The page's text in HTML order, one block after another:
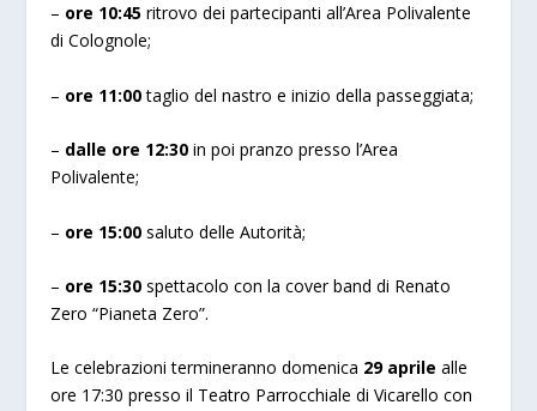
– ore 10:45 ritrovo dei partecipanti all’Area Polivalente
di Colognole;
– ore 11:00taglio del nastro e inizio della passeggiata;
– dalle ore 12:30 in poi pranzo presso l’Area
Polivalente;
– ore 15:00 saluto delle Autorità;
– ore 15:30 spettacolo con la cover band di Renato
Zero “Pianeta Zero”.
Le celebrazioni termineranno domenica 29 aprile alle
ore 17:30 presso il Teatro Parrocchiale di Vicarello con